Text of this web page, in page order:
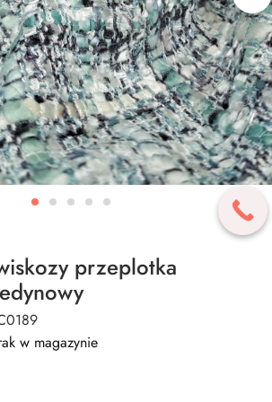
przeplotka
w magazynie